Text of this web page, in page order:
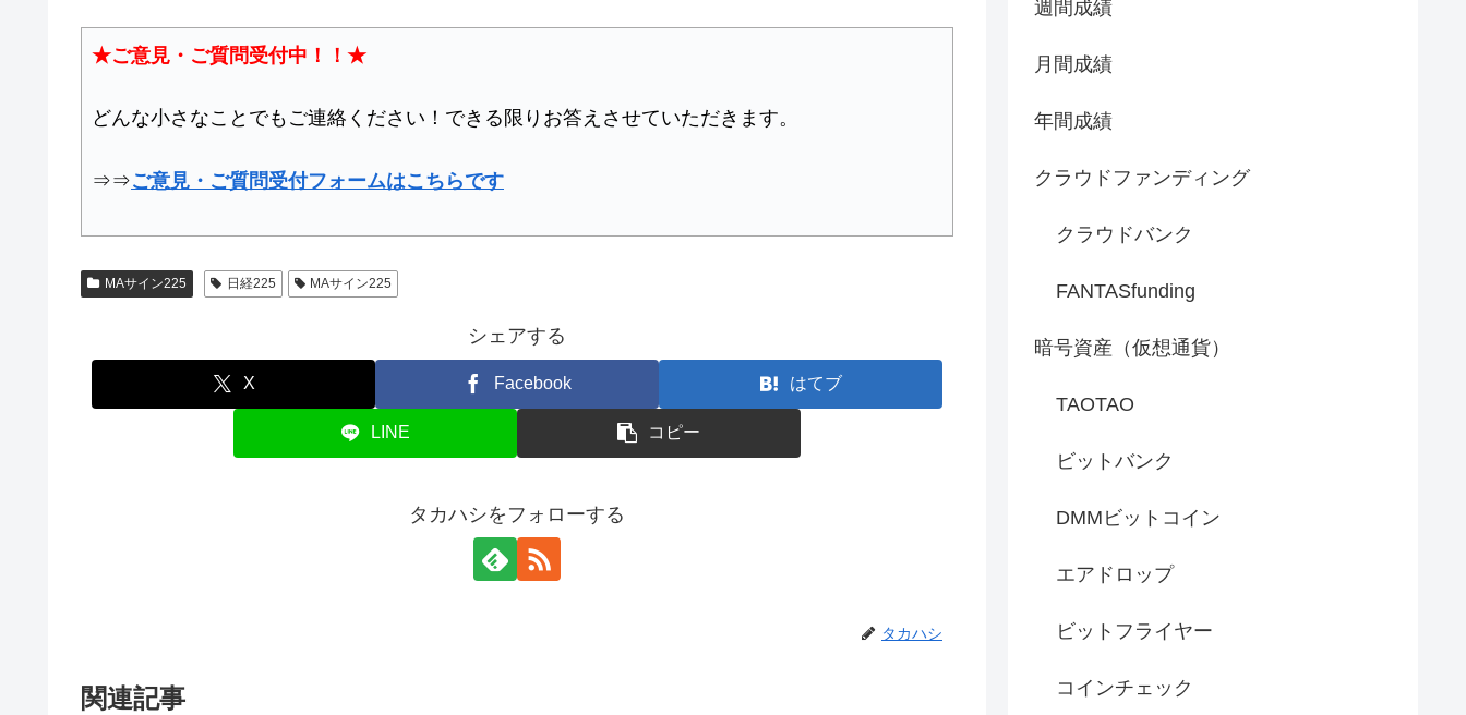
★ご意見・ご質問受付中！！★
どんな小さなことでもご連絡ください！できる限りお答えさせていただきます。
⇒⇒ご意見・ご質問受付フォームはこちらです
MAサイン225 日経225 MAサイン225
シェアする
X Facebook はてブ
LINE コピー
タカハシをフォローする
タカハシ
関連記事
週間成績
月間成績
年間成績
クラウドファンディング
クラウドバンク
FANTASfunding
暗号資産（仮想通貨）
TAOTAO
ビットバンク
DMMビットコイン
エアドロップ
ビットフライヤー
コインチェック